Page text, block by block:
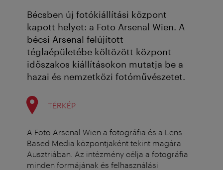
Bécsben új fotókiállítási központ
kapott helyet: a Foto Arsenal Wien. A
bécsi Arsenal felújított
téglaépületébe költözött központ
időszakos kiállításokon mutatja be a
hazai és nemzetközi fotóművészetet.
TÉRKÉP
A Foto Arsenal Wien a fotográfia és a Lens
Based Media központjaként tekint magára
Ausztriában. Az intézmény célja a fotográfia
minden formájának és felhasználási